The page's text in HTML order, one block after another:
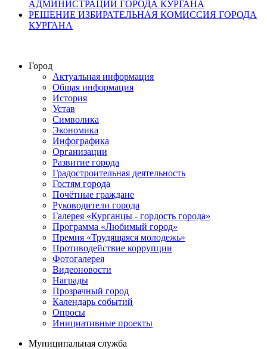
АДМИНИСТРАЦИИ ГОРОДА КУРГАНА
РЕШЕНИЕ ИЗБИРАТЕЛЬНАЯ КОМИССИЯ ГОРОДА
КУРГАНА
Город
Актуальная информация
Общая информация
История
Устав
Символика
Экономика
Инфографика
Организации
Развитие города
Градостроительная деятельность
Гостям города
Почётные граждане
Руководители города
Галерея «Курганцы - гордость города»
Программа «Любимый город»
Премия «Трудящаяся молодежь»
Противодействие коррупции
Фотогалерея
Видеоновости
Награды
Прозрачный город
Календарь событий
Опросы
Инициативные проекты
Муниципальная служба